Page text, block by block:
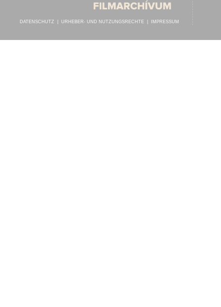
DATENSCHUTZ URHEBER- UND NUTZUNGSRECHTE IMPRESSUM